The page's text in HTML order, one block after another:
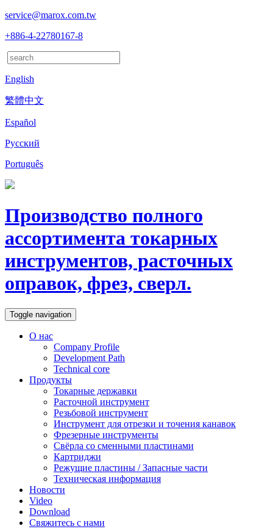
service@marox.com.tw
+886-4-22780167-8
English
繁體中文
Español
Русский
Português
Производство полного
ассортимента токарных
инструментов, расточных
оправок, фрез, сверл.
Toggle navigation
О нас
Company Profile
Development Path
Technical core
Продукты
Токарные державки
Расточной инструмент
Резьбовой инструмент
Инструмент для отрезки и точения канавок
Фрезерные инструменты
Свёрла со сменными пластинами
Картриджи
Режущие пластины / Запасные части
Техническая информация
Новости
Video
Download
Свяжитесь с нами